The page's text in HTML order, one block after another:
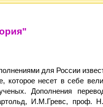
для России
которое несет в себе
Дополнения
И.М.Гревс, проф.